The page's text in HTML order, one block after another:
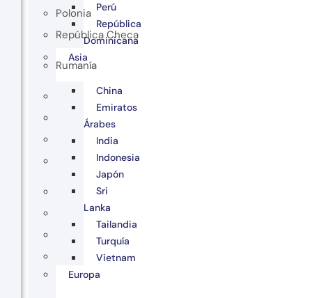
Polonia
República Checa
Rumanía
Perú
República
Dominicana
Asia
China
Emiratos
Árabes
India
Indonesia
Japón
Sri
Lanka
Tailandia
Turquía
Vietnam
Europa